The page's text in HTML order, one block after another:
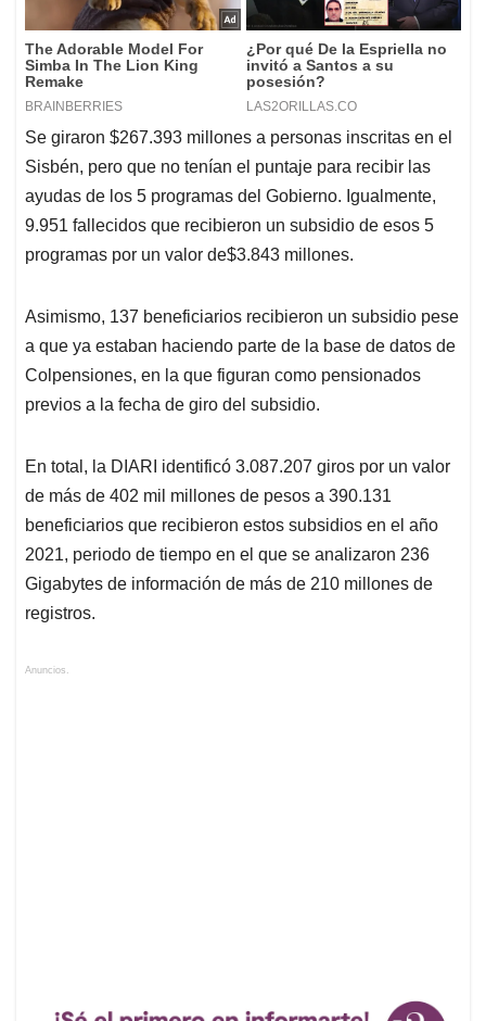
Se giraron $267.393 millones a personas inscritas en el
ayudas de los 5 programas del Gobierno. Igualmente,
9.951 fallecidos que recibieron un subsidio de esos 5
programas por un valor de$3.843 millones.
Asimismo, 137 beneficiarios recibieron un subsidio pese
a que ya estaban haciendo parte de la base de datos de
previos a la fecha de giro del subsidio.